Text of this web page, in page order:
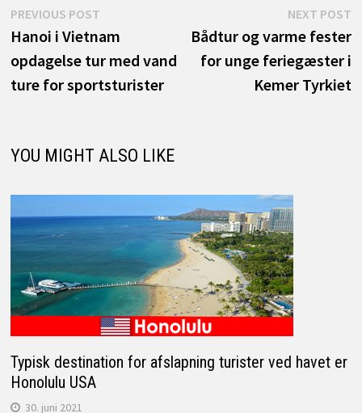
Indlægsnavigation
PREVIOUS POSTPrevious
post:
Hanoi i Vietnam
opdagelse tur med vand
ture for sportsturister
NEXT POST
Bådtur og varme fester
for unge feriegæster i
Kemer Tyrkiet
YOU MIGHT ALSO LIKE
Typisk destination for afslapning turister ved havet er
Honolulu USA
30. juni 2021